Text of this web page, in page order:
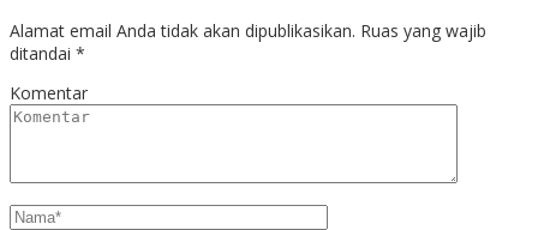
Alamat email Anda tidak akan dipublikasikan. Ruas yang wajib
ditandai *
Komentar